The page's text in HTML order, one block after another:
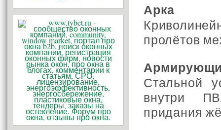
Арка
пролётов
Стальной
внутри
придания